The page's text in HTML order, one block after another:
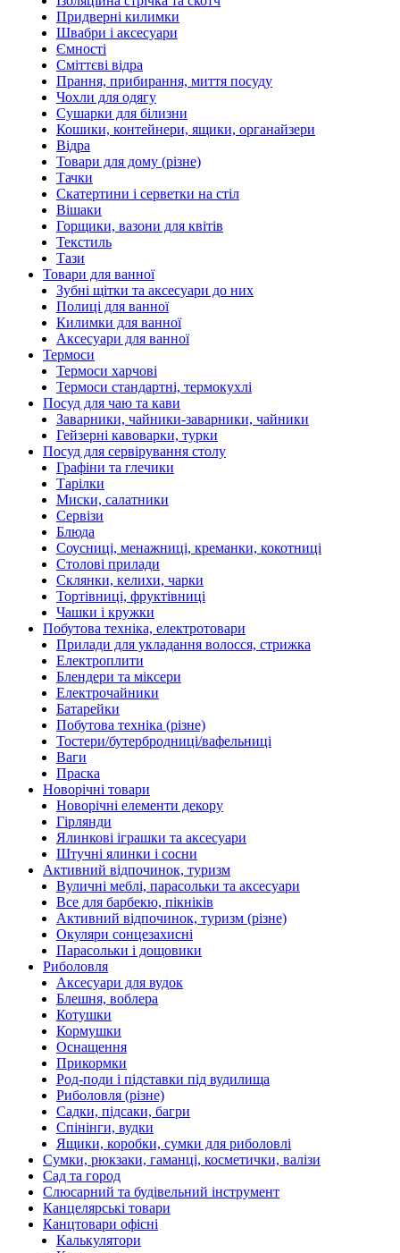
Придверні килимки
Швабри і аксесуари
Ємності
Сміттєві відра
Прання, прибирання, миття посуду
Чохли для одягу
Сушарки для білизни
Кошики, контейнери, ящики, органайзери
Відра
Товари для дому (різне)
Тачки
Скатертини і серветки на стіл
Вішаки
Горщики, вазони для квітів
Текстиль
Тази
Товари для ванної
Зубні щітки та аксесуари до них
Полиці для ванної
Килимки для ванної
Аксесуари для ванної
Термоси
Термоси харчові
Термоси стандартні, термокухлі
Посуд для чаю та кави
Заварники, чайники-заварники, чайники
Гейзерні кавоварки, турки
Посуд для сервірування столу
Графіни та глечики
Тарілки
Миски, салатники
Сервізи
Блюда
Соусниці, менажниці, креманки, кокотниці
Столові прилади
Склянки, келихи, чарки
Тортівниці, фруктівниці
Чашки і кружки
Побутова техніка, електротовари
Прилади для укладання волосся, стрижка
Електроплити
Блендери та міксери
Електрочайники
Батарейки
Побутова техніка (різне)
Тостери/бутербродниці/вафельниці
Ваги
Праска
Новорічні товари
Новорічні елементи декору
Гірлянди
Ялинкові іграшки та аксесуари
Штучні ялинки і сосни
Активний відпочинок, туризм
Вуличні меблі, парасольки та аксесуари
Все для барбекю, пікніків
Активний відпочинок, туризм (різне)
Окуляри сонцезахисні
Парасольки і дощовики
Риболовля
Аксесуари для вудок
Блешня, воблера
Котушки
Кормушки
Оснащення
Прикормки
Род-поди і підставки під вудилища
Риболовля (різне)
Садки, підсаки, багри
Спінінги, вудки
Ящики, коробки, сумки для риболовлі
Сумки, рюкзаки, гаманці, косметички, валізи
Сад та город
Слюсарний та будівельний інструмент
Канцелярські товари
Канцтовари офісні
Калькулятори